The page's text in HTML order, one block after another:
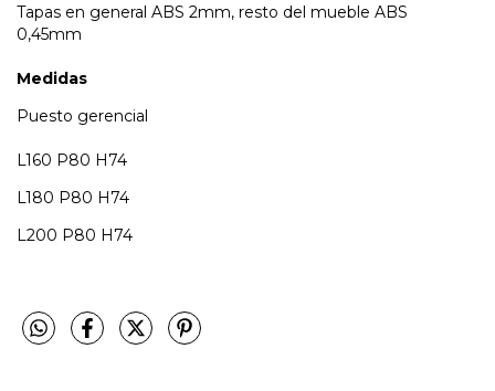
Tapas en general ABS 2mm, resto del mueble ABS
0,45mm
Medidas
Puesto gerencial
L160 P80 H74
L180 P80 H74
L200 P80 H74